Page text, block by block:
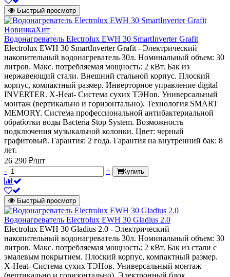
Быстрый просмотр
НовинкаХит
Водонагреватель Electrolux EWH 30 SmartInverter Grafit
Electrolux EWH 30 SmartInverter Grafit - Электрический
накопительный водонагреватель 30л. Номинальный объем: 30
литров. Макс. потребляемая мощность: 2 кВт. Бак из
нержавеющий стали. Внешний стальной корпус. Плоский
корпус, компактный размер. Инверторное управление digital
INVERTER. X-Heat- Система сухих ТЭНов. Универсальный
монтаж (вертикально и горизонтально). Технология SMART
MEMORY. Система профессиональной антибактериальной
обработки воды Bacteria Stop System. Возможность
подключения музыкальной колонки. Цвет: черный
графитовый. Гарантия: 2 года. Гарантия на внутренний бак: 8
лет.
26 290 ₽/шт
-
+ Купить
Быстрый просмотр
Водонагреватель Electrolux EWH 30 Gladius 2.0
Electrolux EWH 30 Gladius 2.0 - Электрический
накопительный водонагреватель 30л. Номинальный объем: 30
литров. Макс. потребляемая мощность: 2 кВт. Бак из стали с
эмалевым покрытием. Плоский корпус, компактный размер.
X-Heat- Система сухих ТЭНов. Универсальный монтаж